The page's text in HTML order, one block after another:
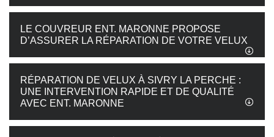
LE COUVREUR ENT. MARONNE PROPOSE
D’ASSURER LA RÉPARATION DE VOTRE VELUX
RÉPARATION DE VELUX À SIVRY LA PERCHE :
UNE INTERVENTION RAPIDE ET DE QUALITÉ
AVEC ENT. MARONNE